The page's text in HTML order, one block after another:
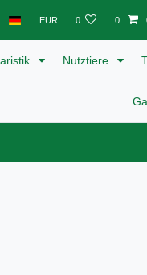
EUR 0 0
Nutztiere